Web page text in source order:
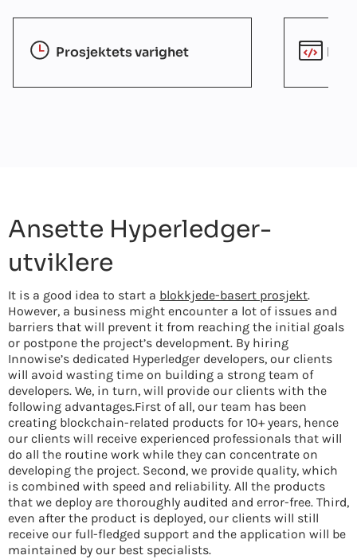
Prosjektets varighet
Ansette Hyperledger-
utviklere
It is a good idea to start a blokkjede-basert prosjekt.
However, a business might encounter a lot of issues and
barriers that will prevent it from reaching the initial goals
or postpone the project’s development. By hiring
Innowise’s dedicated Hyperledger developers, our clients
will avoid wasting time on building a strong team of
developers. We, in turn, will provide our clients with the
following advantages.First of all, our team has been
creating blockchain-related products for 10+ years, hence
our clients will receive experienced professionals that will
do all the routine work while they can concentrate on
developing the project. Second, we provide quality, which
is combined with speed and reliability. All the products
that we deploy are thoroughly audited and error-free. Third,
even after the product is deployed, our clients will still
receive our full-fledged support and the application will be
maintained by our best specialists.